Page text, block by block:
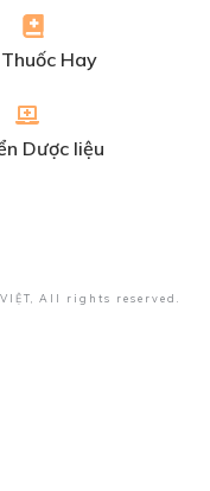
Hay
Dược liệu
, All rights reserved.